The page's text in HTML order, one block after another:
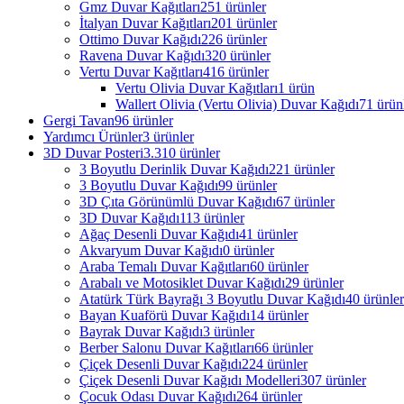
Gmz Duvar Kağıtları251 ürünler
İtalyan Duvar Kağıtları201 ürünler
Ottimo Duvar Kağıdı226 ürünler
Ravena Duvar Kağıdı320 ürünler
Vertu Duvar Kağıtları416 ürünler
Vertu Olivia Duvar Kağıtları1 ürün
Wallert Olivia (Vertu Olivia) Duvar Kağıdı71
Gergi Tavan96 ürünler
Yardımcı Ürünler3 ürünler
3D Duvar Posteri3.310 ürünler
3 Boyutlu Derinlik Duvar Kağıdı221 ürünler
3 Boyutlu Duvar Kağıdı99 ürünler
3D Çıta Görünümlü Duvar Kağıdı67 ürünler
3D Duvar Kağıdı113 ürünler
Ağaç Desenli Duvar Kağıdı41 ürünler
Akvaryum Duvar Kağıdı0 ürünler
Araba Temalı Duvar Kağıtları60 ürünler
Arabalı ve Motosiklet Duvar Kağıdı29 ürünler
Atatürk Türk Bayrağı 3 Boyutlu Duvar Kağıdı40 ürünler
Bayan Kuaförü Duvar Kağıdı14 ürünler
Bayrak Duvar Kağıdı3 ürünler
Berber Salonu Duvar Kağıtları66 ürünler
Çiçek Desenli Duvar Kağıdı224 ürünler
Çiçek Desenli Duvar Kağıdı Modelleri307 ürünler
Çocuk Odası Duvar Kağıdı264 ürünler